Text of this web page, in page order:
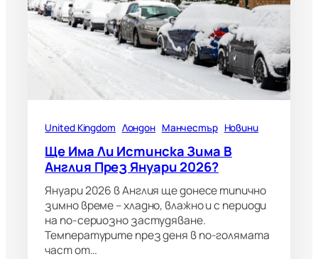
United Kingdom Лондон Манчестър Новини
Ще Има Ли Истинска Зима В
Англия През Януари 2026?
Януари 2026 в Англия ще донесе типично
зимно време – хладно, влажно и с периоди
на по-сериозно застудяване.
Температурите през деня в по-голямата
част от…